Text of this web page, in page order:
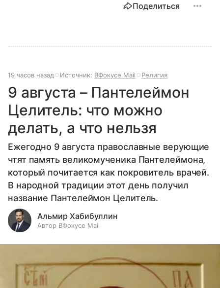
Поделиться
19 часов назад Источник: ВФокусе Mail Религия
9 августа – Пантелеймон
Целитель: что можно
делать, а что нельзя
Ежегодно 9 августа православные верующие
чтят память великомученика Пантелеймона,
который почитается как покровитель врачей.
В народной традиции этот день получил
название Пантелеймон Целитель.
Альмир Хабибуллин
Автор ВФокусе Mail